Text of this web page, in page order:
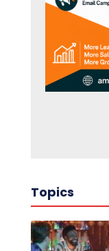
Topics